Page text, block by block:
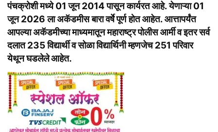
पंचक्रोशी मध्ये 01 जून 2014 पासून कार्यरत आहे. येणाऱ्या 01
जून 2026 ला अकॅडमीस बारा वर्षे पूर्ण होत आहेत. आत्तापर्यंत
आपल्या अकॅडमीच्या माध्यमातून महाराष्ट्र पोलीस आर्मी व इतर सर्व
दलात 235 विद्यार्थी व सोळा विद्यार्थिनी म्हणजेच 251 परिवार
येथून घडलेले आहेत.